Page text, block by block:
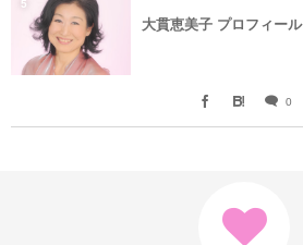
大貫恵美子 プロフィール
0
5